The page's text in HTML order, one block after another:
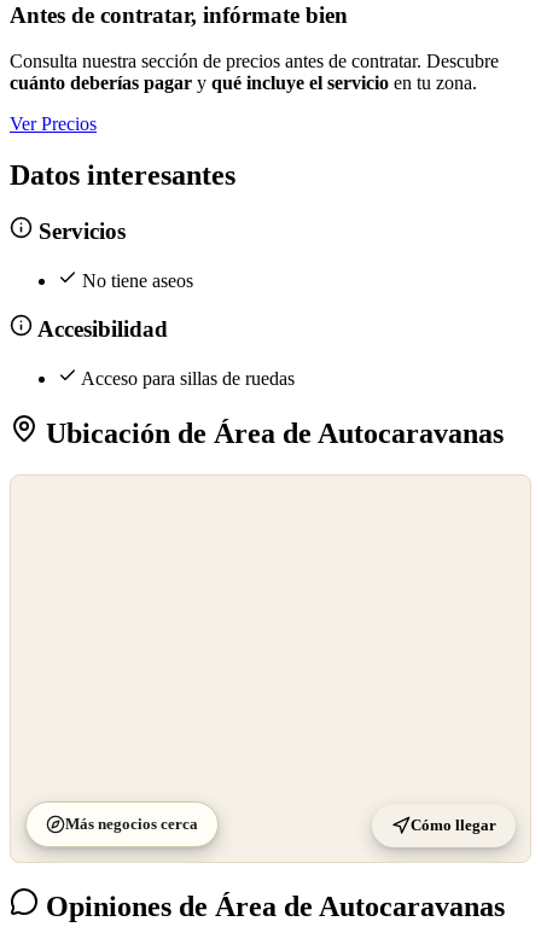
Antes de contratar, infórmate bien
Consulta nuestra sección de precios antes de contratar. Descubre
cuánto deberías pagar y qué incluye el servicio en tu zona.
Ver Precios
Datos interesantes
Servicios
No tiene aseos
Accesibilidad
Acceso para sillas de ruedas
Ubicación de Área de Autocaravanas
Más negocios cerca Cómo llegar
Opiniones de Área de Autocaravanas